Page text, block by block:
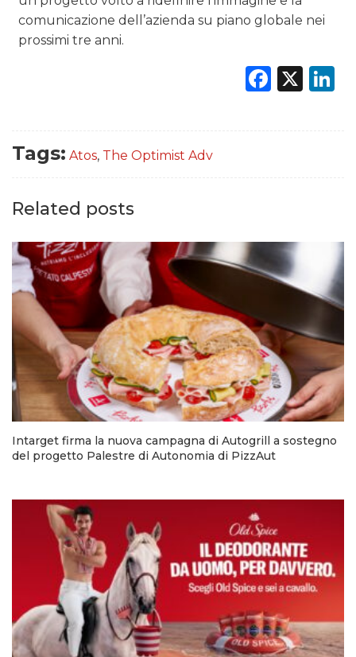
PREVISIONI/SCENARI
OPINIONI
comunicazione dell’azienda su piano globale nei
prossimi tre anni.
X
Tags: Atos, The Optimist Adv
Related posts
Intarget firma la nuova campagna di Autogrill a sostegno
del progetto Palestre di Autonomia di PizzAut